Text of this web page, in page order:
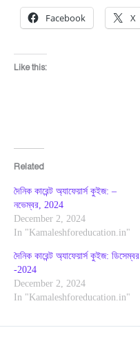
Facebook X
Like this:
Related
দৈনিক কারেন্ট অ্যাফেয়ার্স কুইজ: –
নভেম্বর, 2024
December 2, 2024
In "Kamaleshforeducation.in"
দৈনিক কারেন্ট অ্যাফেয়ার্স কুইজ: ডিসেম্বর
-2024
December 2, 2024
In "Kamaleshforeducation.in"